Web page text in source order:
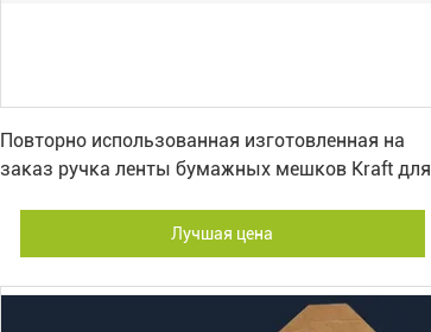
Повторно использованная изготовленная на
заказ ручка ленты бумажных мешков Kraft для
Лучшая цена